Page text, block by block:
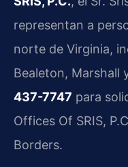
representan a
norte de Virginia,
Bealeton, Marshall
437-7747 para
Offices Of SRIS,
Borders.